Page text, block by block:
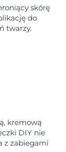
skórę
do
twarzy.
kremową
DIY nie
z zabiegami